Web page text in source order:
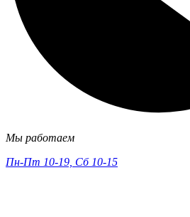
Мы работаем
Пн-Пт 10-19, Сб 10-15